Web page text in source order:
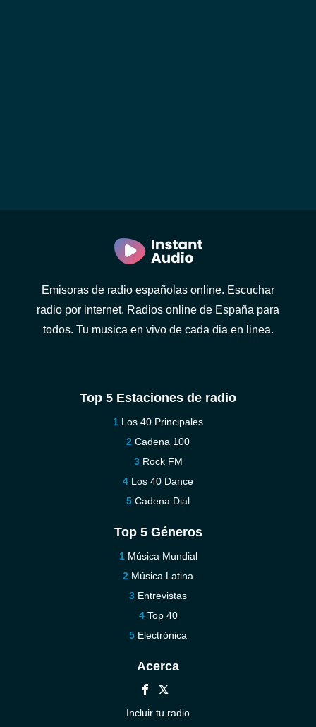
Emisoras de radio españolas online. Escuchar
radio por internet. Radios online de España para
todos. Tu musica en vivo de cada dia en linea.
Top 5 Estaciones de radio
Los 40 Principales
Cadena 100
Rock FM
Los 40 Dance
Cadena Dial
Top 5 Géneros
Música Mundial
Música Latina
Entrevistas
Top 40
Electrónica
Acerca
Incluir tu radio